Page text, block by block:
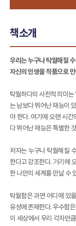
책소개
우리는 누구나 탁월해질
자신의 인생을 작품으로
탁월하다의 사전적 의미는
는 남보다 뛰어난 재능이
야 한다. 여기에 오랜 시
다 뛰어난 재능은 특별한
저자는 누구나 탁월해질
한다고 강조한다. 거기에
한 나만의 세계를 만날 수
탁월함은 과연 어디에 있
유성에 존재한다. 우수함
이 세상에서 우리 각자만